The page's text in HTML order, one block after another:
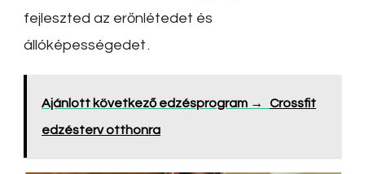
fejleszted az erőnlétedet és
állóképességedet .
Ajánlott következő edzésprogram → Crossfit
edzésterv otthonra